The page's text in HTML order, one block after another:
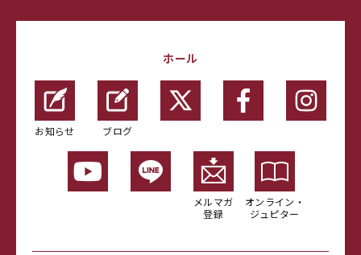
ホール
お知らせ ブログ
メルマガ
登録
オンライン・
ジュピター